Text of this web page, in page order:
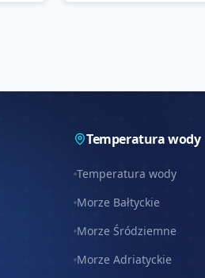
Temperatura wody
Temperatura wody
Morze Bałtyckie
Morze Śródziemne
Morze Adriatyckie